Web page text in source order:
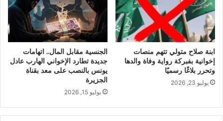
ابنة صلاح متولي تتهم منصات
إخوانية بفبركة رواية وفاة والدها
وتحرر بلاغًا رسميًا
يوليو 23, 2026
الجنسية مقابل المال.. اتهامات
جديدة تطارد الإخواني الهارب عادل
يونس بالنصب على معد بقناة
الجزيرة
يوليو 15, 2026